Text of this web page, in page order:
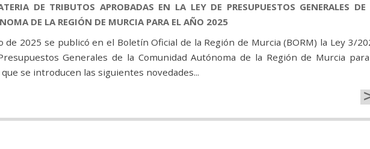
DE TRIBUTOS APROBADAS EN LA LEY DE PRESUPUESTOS GENERALES DE
DE LA REGIÓN DE MURCIA PARA EL AÑO 2025
de 2025 se publicó en el Boletín Oficial de la Región de Murcia (BORM) la Ley 3/
Generales de la Comunidad Autónoma de la Región de Murcia
se introducen las siguientes novedades...